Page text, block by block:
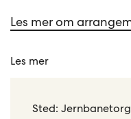
Les mer om
Les mer
Sted: